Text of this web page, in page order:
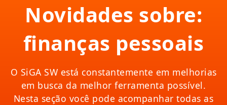
Novidades sobre:
finanças pessoais
O SiGA SW está constantemente em melhorias
em busca da melhor ferramenta possível.
Nesta seção você pode acompanhar todas as